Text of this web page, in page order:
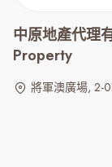
中原地產代理
Property
將軍澳廣場, 2-